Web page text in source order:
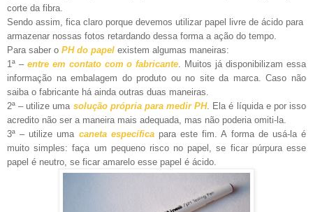
corte da fibra.
Sendo assim, fica claro porque devemos utilizar papel livre de ácido para
armazenar nossas fotos retardando dessa forma a ação do tempo.
Para saber o PH do papel existem algumas maneiras:
1ª – entre em contato com o fabricante . Muitos já disponibilizam essa
informação na embalagem do produto ou no site da marca. Caso não
saiba o fabricante há ainda outras duas maneiras.
2ª – utilize uma solução própria para medir PH. Ela é líquida e por isso
acredito não ser a maneira mais adequada, mas não poderia omiti-la.
3ª – utilize uma caneta específicapara este fim. A forma de usá-la é
muito simples: faça um pequeno risco no papel, se ficar púrpura esse
papel é neutro, se ficar amarelo esse papel é ácido.